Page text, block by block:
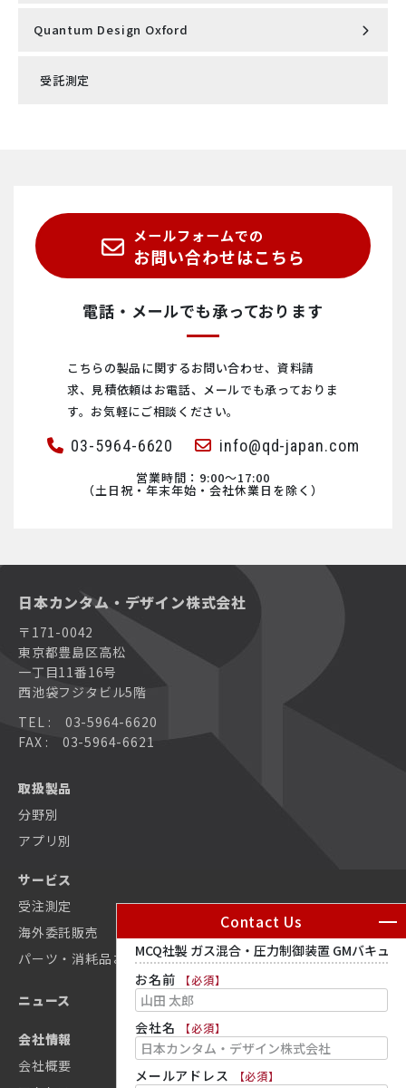
強磁性共鳴スペクトロメータ（FMR)
走査型プローブ顕微鏡 AFSEM nano
Qlibri社製 マイクロキャビティ・プラットフォーム
ハイパフォーマンス原子間力顕微鏡 DriveAFM
ナノリサーチ原子間力顕微鏡 FlexAFM
コンパクト原子間力顕微鏡 NaioAFM
コンパクト走査型トンネル顕微鏡 NaioSTM
対物レンズ型原子間力顕微鏡 LensAFM
MCQ社製 ガスミキサ
Nanosurf社製 原子間力顕微鏡AFM
カスタム原子間力顕微鏡 NaniteAFM
カスタム原子間力顕微鏡(AFM)システム
超高感度カー効果測定装置 NanoMOKE3®
非接触式レオメーター DWS RheoLab
EuQlid社製 量子ダイヤモンド顕微鏡（QDM）
走査型NV顕微鏡 Qnami ProteusQ
ナノリサーチ原子間力顕微鏡 FlexAFM
コンパクト走査型トンネル顕微鏡 NaioSTM
対物レンズ型原子間力顕微鏡 LensAFM
カスタム原子間力顕微鏡 NaniteAFM
カスタム原子間力顕微鏡(AFM)システム
散乱型近接場光顕微鏡 neaSCOPE+s
社製 VAHEAT
超解像STED顕微鏡ユニット STEDYCON 2
分解能2nm 超解像顕微鏡 MINFLUX
ハイパフォーマンス原子間力顕微鏡 DriveAFM
abberior STAR
abberior LIVE
abberior FLUX
ナノリサーチ原子間力顕微鏡 FlexAFM
多機能コンパクト原子間力顕微鏡 CoreAFM
散乱型近接場光顕微鏡 neaSCOPE+s
磁気特性測定システム MPMS®3
小型無冷媒型PPMS® VersaLab™
SensoTech社製 インライン式 超音波濃度計
Knick社製 cCare pH完全自動洗浄・校正システム
Fluidan社製 オンライン式 レオメータ RheoStream®
Fluid.iO社製 インライン式 粘度計 ビスコスコープ®
Fluid.iO社製 インライン式 ガスセンサZMFシリーズ
I-GRAPHX社製 プロセス連続測定対応 マイクロガスクロマ
PSG社製 ガス測定用パーツ – ガスクーラー
PSG社製 ガス測定用パーツ – サンプリングプローブ
MCQ社製 ガスミキサ
Nanosurf社製 原子間力顕微鏡AFM
abberior STAR
abberior LIVE
abberior DNA-PAINT
Quantum Design Oxford
ProteoxS
Proteox5mK
TeslatronPT
TeslatronPT Plus
SpectromagPT
Integra
超電導マグネット（ソレノイド型マグネット、スプリット
ペアマグネット、ベクトルマグネット）
Sample Protectスイッチング ユニット
DC配線用ローパスフィルタ
Proteox2次インサート
迅速な試料交換を実現するサンプルパック
受託測定
Contact Us
お名前 【必須】
会社名 【必須】
メールアドレス 【必須】
メールフォームでの
お問い合わせはこちら
電話・メールでも承っております
こちらの製品に関するお問い合わせ、資料請
求、見積依頼はお電話、メールでも承っておりま
す。お気軽にご相談ください。
03-5964-6620 info@qd-japan.com
営業時間：9:00〜17:00
（土日祝・年末年始・会社休業日を除く）
取扱製品
分野別
アプリ別
サービス
受注測定
海外委託販売
パーツ・消耗品お見積依頼
ニュース
会社情報
会社概要
日本カンタム・デザイン株式会社
〒171-0042
東京都豊島区高松
一丁目11番16号
西池袋フジタビル5階
TEL : 03-5964-6620
FAX : 03-5964-6621